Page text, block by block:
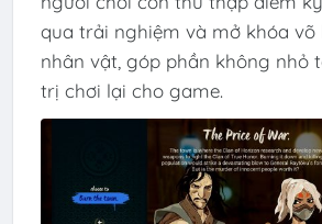
qua trải nghiệm và mở khóa võ
nhân vật, góp phần không nhỏ
trị chơi lại cho game.